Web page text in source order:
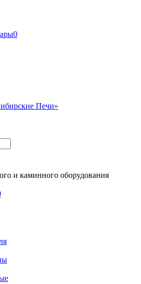
0
и каминного оборудования